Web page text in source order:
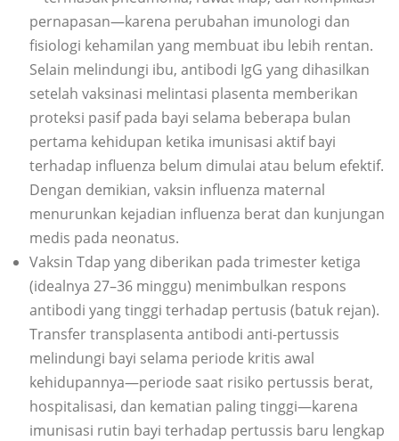
pernapasan—karena perubahan imunologi dan
fisiologi kehamilan yang membuat ibu lebih rentan.
Selain melindungi ibu, antibodi IgG yang dihasilkan
setelah vaksinasi melintasi plasenta memberikan
proteksi pasif pada bayi selama beberapa bulan
pertama kehidupan ketika imunisasi aktif bayi
terhadap influenza belum dimulai atau belum efektif.
Dengan demikian, vaksin influenza maternal
menurunkan kejadian influenza berat dan kunjungan
medis pada neonatus.
Vaksin Tdap yang diberikan pada trimester ketiga
(idealnya 27–36 minggu) menimbulkan respons
antibodi yang tinggi terhadap pertusis (batuk rejan).
Transfer transplasenta antibodi anti-pertussis
melindungi bayi selama periode kritis awal
kehidupannya—periode saat risiko pertussis berat,
hospitalisasi, dan kematian paling tinggi—karena
imunisasi rutin bayi terhadap pertussis baru lengkap